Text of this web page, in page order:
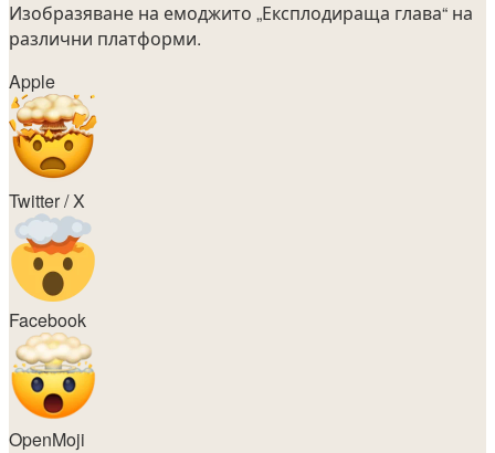
Изобразяване на емоджито „Експлодираща глава“ на
различни платформи.
Apple
Twitter / X
Facebook
OpenMoji